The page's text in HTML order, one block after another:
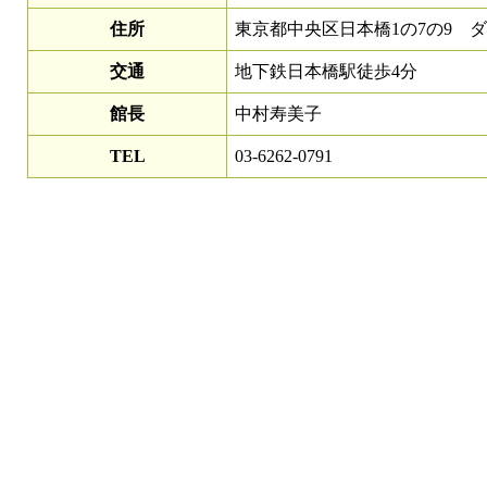
住所 東京都中央区日本橋1の7の9
交通 地下鉄日本橋駅徒歩4分
館長 中村寿美子
TEL 03-6262-0791